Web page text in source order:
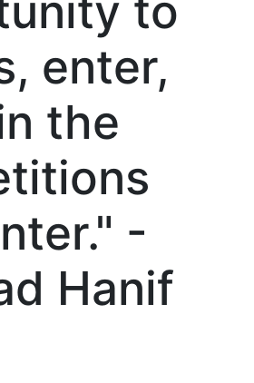
to
enter,
the
-
Hanif